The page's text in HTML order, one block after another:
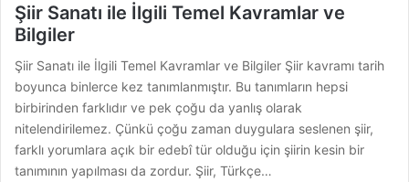
Şiir Sanatı ile İlgili Temel Kavramlar ve
Bilgiler
Şiir Sanatı ile İlgili Temel Kavramlar ve Bilgiler Şiir kavramı tarih
boyunca binlerce kez tanımlanmıştır. Bu tanımların hepsi
birbirinden farklıdır ve pek çoğu da yanlış olarak
nitelendirilemez. Çünkü çoğu zaman duygulara seslenen şiir,
farklı yorumlara açık bir edebî tür olduğu için şiirin kesin bir
tanımının yapılması da zordur. Şiir, Türkçe…